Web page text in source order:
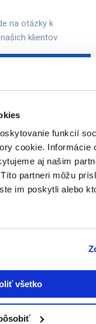
funkcií
cookie. Informácie
aj našim
partneri môžu
im poskytli alebo
všetko
na otázky k
klientov.
rôznymi
podvýživou,
chudnúť na
tela je
kondície,